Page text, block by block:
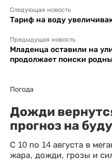
Следующая новость
Тариф на воду
Предыдущая новость
Младенца оставили на
продолжает поиски
Погода
Дожди
прогноз на
С 10 по 14 августа в
жара, дожди, грозы и